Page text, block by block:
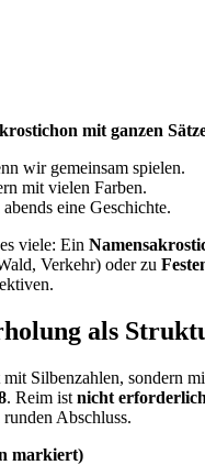
mit ganzen
wir gemeinsam spielen.
mit vielen Farben.
eine Geschichte.
viele: Ein
Verkehr) oder zu
als
Silbenzahlen, sondern
. Reim ist nicht erforderlich
Abschluss.
markiert)